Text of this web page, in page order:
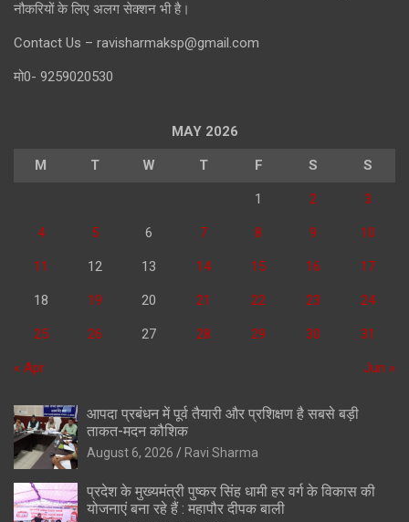
नौकरियों के लिए अलग सेक्शन भी है।
Contact Us – ravisharmaksp@gmail.com
मो0- 9259020530
MAY 2026
M T W T F S S
1 2 3
4 5 6 7 8 9 10
11 12 13 14 15 16 17
18 19 20 21 22 23 24
25 26 27 28 29 30 31
« Apr Jun »
आपदा प्रबंधन में पूर्व तैयारी और प्रशिक्षण है सबसे बड़ी
ताकत-मदन कौशिक
August 6, 2026 Ravi Sharma
प्रदेश के मुख्यमंत्री पुष्कर सिंह धामी हर वर्ग के विकास की
योजनाएं बना रहे हैं : महापौर दीपक बाली